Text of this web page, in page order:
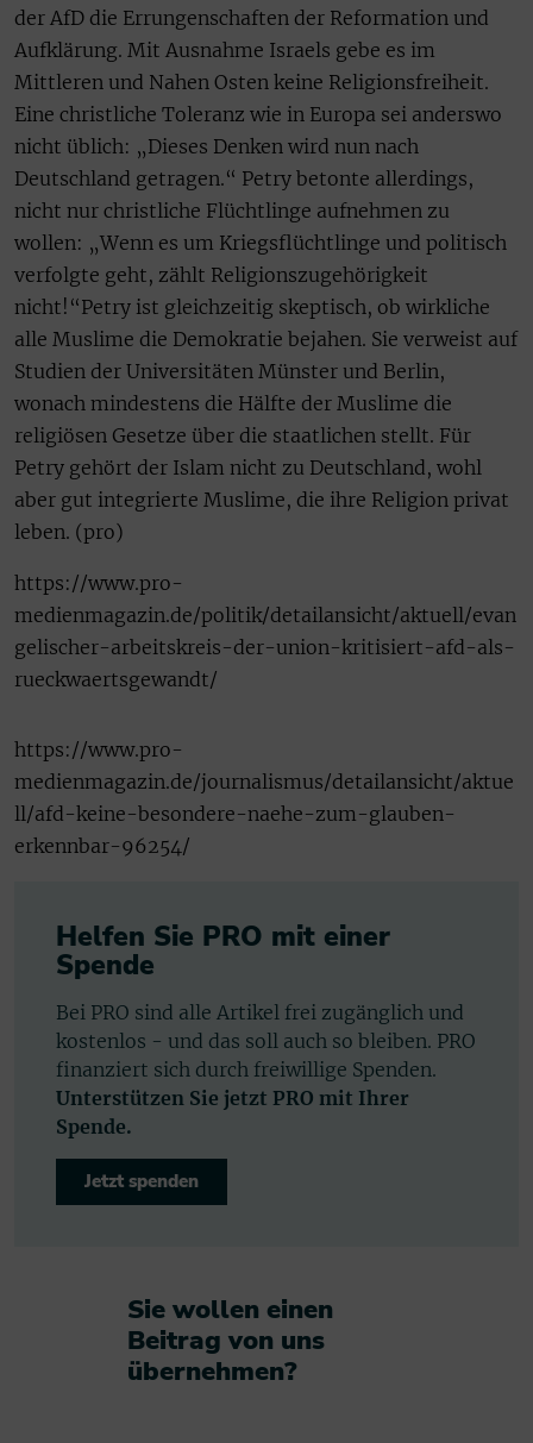
der AfD die Errungenschaften der Reformation und
Aufklärung. Mit Ausnahme Israels gebe es im
Mittleren und Nahen Osten keine Religionsfreiheit.
Eine christliche Toleranz wie in Europa sei anderswo
nicht üblich: „Dieses Denken wird nun nach
Deutschland getragen.“ Petry betonte allerdings,
nicht nur christliche Flüchtlinge aufnehmen zu
wollen: „Wenn es um Kriegsflüchtlinge und politisch
verfolgte geht, zählt Religionszugehörigkeit
nicht!“Petry ist gleichzeitig skeptisch, ob wirkliche
alle Muslime die Demokratie bejahen. Sie verweist auf
Studien der Universitäten Münster und Berlin,
wonach mindestens die Hälfte der Muslime die
religiösen Gesetze über die staatlichen stellt. Für
Petry gehört der Islam nicht zu Deutschland, wohl
aber gut integrierte Muslime, die ihre Religion privat
leben. (pro)
https://www.pro-
medienmagazin.de/politik/detailansicht/aktuell/evan
gelischer-arbeitskreis-der-union-kritisiert-afd-als-
rueckwaertsgewandt/
https://www.pro-
medienmagazin.de/journalismus/detailansicht/aktue
ll/afd-keine-besondere-naehe-zum-glauben-
erkennbar-96254/
Helfen Sie PRO mit einer
Spende
Bei PRO sind alle Artikel frei zugänglich und
kostenlos - und das soll auch so bleiben. PRO
finanziert sich durch freiwillige Spenden.
Unterstützen Sie jetzt PRO mit Ihrer
Spende.
Jetzt spenden
Sie wollen einen
Beitrag von uns
übernehmen?​